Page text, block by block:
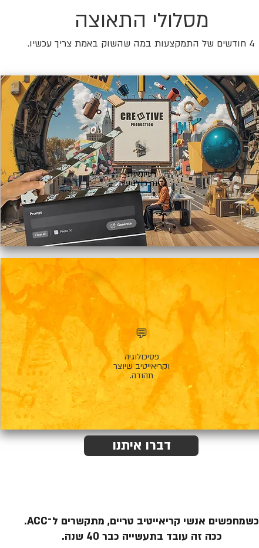
מסלולי התאוצה
4 חודשים של התמקצעות במה שהשוק באמת צריך עכשיו.
🎬
רעיונאות
ובינה קולנועית.
💬
פסיכולוגיה
וקריאייטיב שיוצר
תהודה.
דברו איתנו
כשמחפשים אנשי קריאייטיב טריים, מתקשרים ל־ACC.
ככה זה עובד בתעשייה כבר 40 שנה.